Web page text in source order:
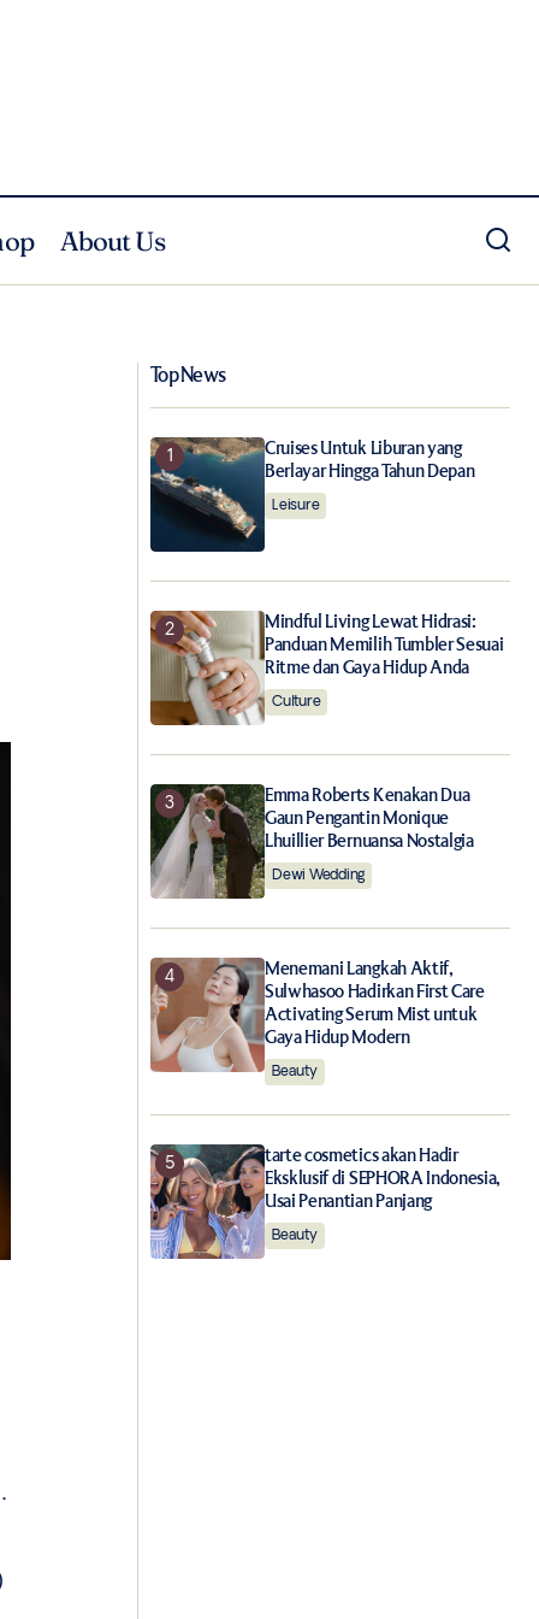
About Us
Top News
Cruises Untuk Liburan yang
Berlayar Hingga Tahun Depan
Leisure
Mindful Living Lewat Hidrasi:
Panduan Memilih Tumbler Sesuai
Ritme dan Gaya Hidup Anda
Culture
Emma Roberts Kenakan Dua
Gaun Pengantin Monique
Lhuillier Bernuansa Nostalgia
Dewi Wedding
Menemani Langkah Aktif,
Sulwhasoo Hadirkan First Care
Activating Serum Mist untuk
Gaya Hidup Modern
Beauty
tarte cosmetics akan Hadir
Eksklusif di SEPHORA Indonesia,
Usai Penantian Panjang
Beauty